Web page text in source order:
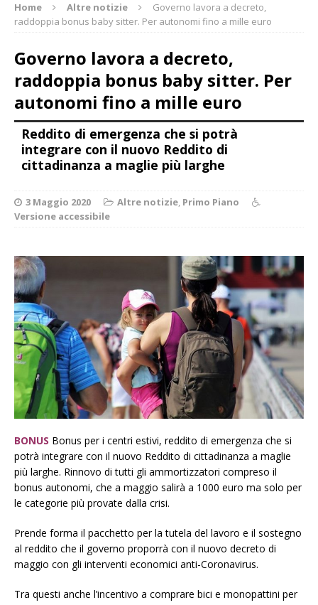
Home Altre notizie
Governo lavora a decreto,
raddoppia bonus baby sitter. Per autonomi fino a mille euro
Governo lavora a decreto,
raddoppia bonus baby sitter. Per
autonomi fino a mille euro
Reddito di emergenza che si potrà
integrare con il nuovo Reddito di
cittadinanza a maglie più larghe
3 Maggio 2020 Altre notizie, Primo Piano
Versione accessibile
BONUS Bonus per i centri estivi, reddito di emergenza che si
potrà integrare con il nuovo Reddito di cittadinanza a maglie
più larghe. Rinnovo di tutti gli ammortizzatori compreso il
bonus autonomi, che a maggio salirà a 1000 euro ma solo per
le categorie più provate dalla crisi.
Prende forma il pacchetto per la tutela del lavoro e il sostegno
al reddito che il governo proporrà con il nuovo decreto di
maggio con gli interventi economici anti-Coronavirus.
Tra questi anche l’incentivo a comprare bici e monopattini per